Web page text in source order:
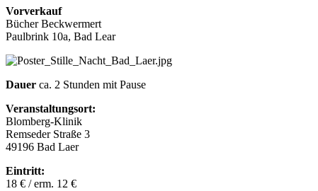
Vorverkauf
Bücher Beckwermert
Paulbrink 10a, Bad Lear
Dauer ca. 2 Stunden mit Pause
Veranstaltungsort:
Blomberg-Klinik
Remseder Straße 3
49196 Bad Laer
Eintritt:
18 € / erm. 12 €